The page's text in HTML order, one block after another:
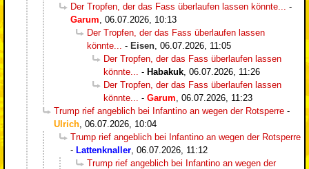
Der Tropfen, der das Fass überlaufen lassen könnte...
-
Garum 06.07.2026, 10:13
Der Tropfen, der das Fass überlaufen lassen
könnte...
- Eisen 06.07.2026, 11:05
Der Tropfen, der das Fass überlaufen lassen
könnte...
- Habakuk 06.07.2026, 11:26
Der Tropfen, der das Fass überlaufen lassen
könnte...
- Garum 06.07.2026, 11:23
Trump rief angeblich bei Infantino an wegen der Rotsperre -
Ulrich 06.07.2026, 10:04
Trump rief angeblich bei Infantino an wegen der Rotsperre
- Lattenknaller 06.07.2026, 11:12
Trump rief angeblich bei Infantino an wegen der